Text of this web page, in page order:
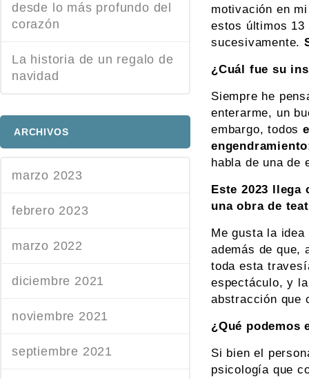
motivación en
estos últimos
sucesivamente.
¿Cuál fue su
Siempre he
enterarme, un
embargo, todos
habla de una de
Este 2023 llega
una obra de
Me gusta la
además de que,
toda esta
espectáculo, y
abstracción que
¿Qué
Si bien el
psicología que
desde lo más profundo del
corazón
La historia de un regalo de
navidad
ARCHIVOS
marzo 2023
febrero 2023
marzo 2022
diciembre 2021
noviembre 2021
septiembre 2021